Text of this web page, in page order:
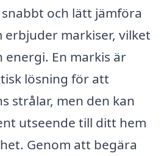
och lätt jämföra
erbjuder markiser, vilket
En markis är
lösning för att
strålar, men den kan
utseende till ditt hem
Genom att begära